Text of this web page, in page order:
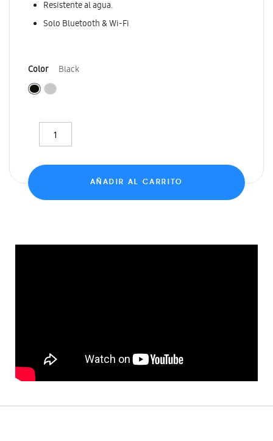
Resistente al agua.
Solo Bluetooth & Wi-Fi
Color Black
AÑADIR AL CARRITO